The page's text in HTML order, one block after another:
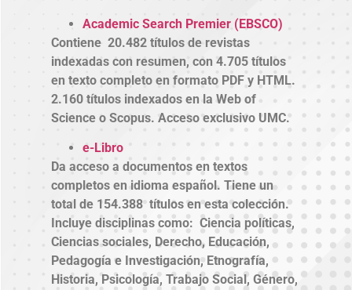
Academic Search Premier (EBSCO)
Contiene 20.482 títulos de revistas
indexadas con resumen, con 4.705 títulos
en texto completo en formato PDF y HTML.
2.160 títulos indexados en la Web of
Science o Scopus. Acceso exclusivo UMC.
e-Libro
Da acceso a documentos en textos
completos en idioma español. Tiene un
total de 154.388 títulos en esta colección.
Incluye disciplinas como: Ciencia políticas,
Ciencias sociales, Derecho, Educación,
Pedagogía e Investigación, Etnografía,
Historia, Psicología, Trabajo Social, Género,